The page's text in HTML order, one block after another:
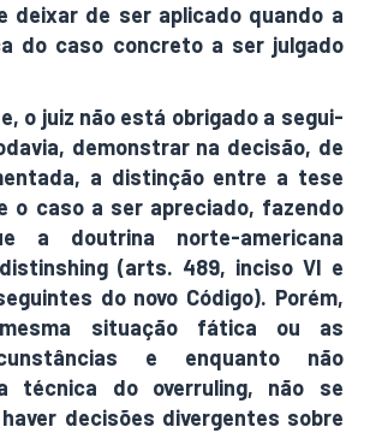
deixar de ser aplicado quando a
do caso concreto a ser julgado
o juiz não está obrigado a segui-
demonstrar na decisão, de
a distinção entre a tese
o caso a ser apreciado, fazendo
a doutrina norte-americana
(arts. 489, inciso VI e
do novo Código). Porém,
situação fática ou as
e enquanto não
técnica do overruling, não se
decisões divergentes sobre